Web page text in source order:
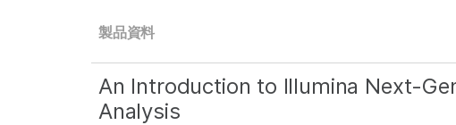
製品資料
An Introduction to Illumina Next-
Analysis